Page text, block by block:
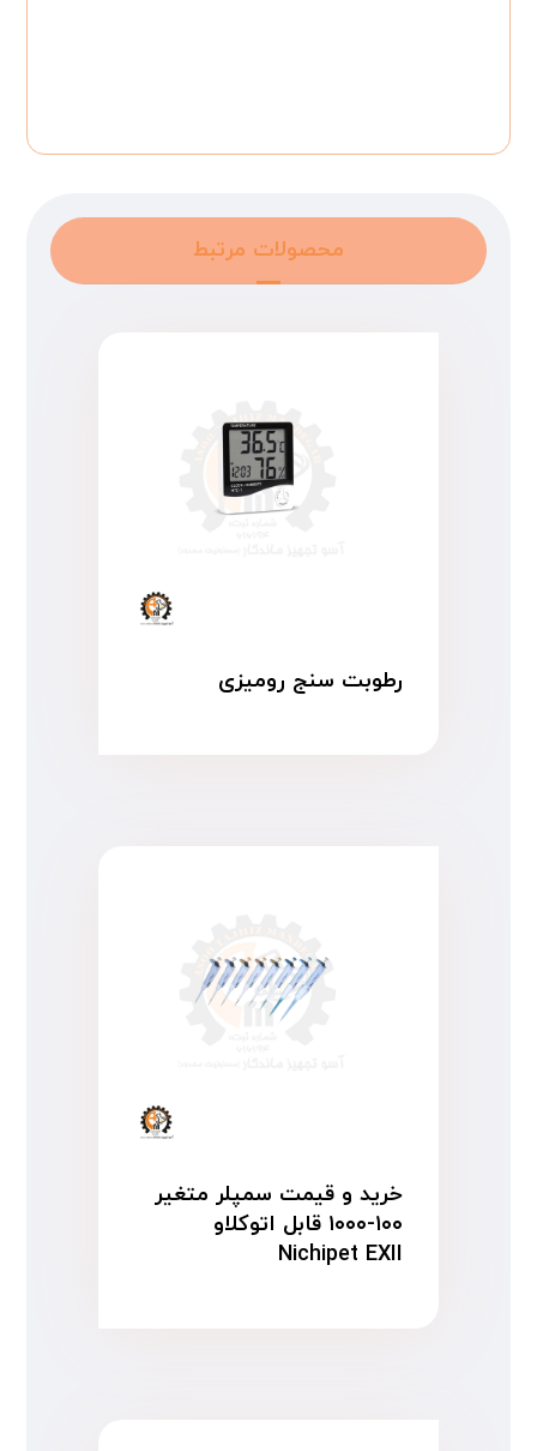
محصولات مرتبط
رطوبت سنج رومیزی
خرید و قیمت سمپلر متغیر
۱۰۰-۱۰۰۰ قابل اتوکلاو
Nichipet EXII